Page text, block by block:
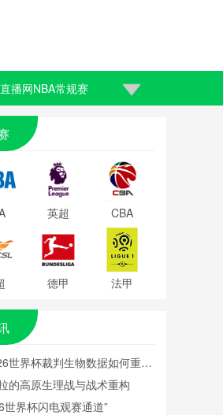
播网NBA常规赛
英超 CBA
德甲 法甲
世界杯裁判生物数据如何重塑
的高原生理战与战术重构
界杯闪电观赛通道”